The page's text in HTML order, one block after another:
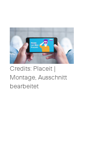
Credits: Placeit |
Montage, Ausschnitt
bearbeitet